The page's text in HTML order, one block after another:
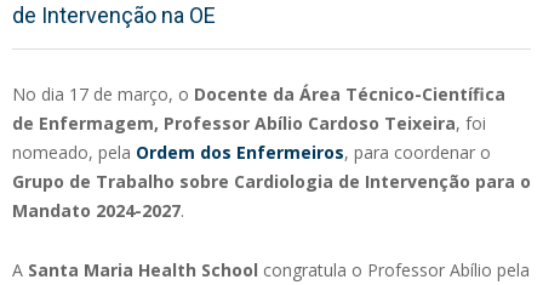
de Intervenção na OE
No dia 17 de março, o Docente da Área Técnico-Científica
de Enfermagem, Professor Abílio Cardoso Teixeira, foi
nomeado, pela Ordem dos Enfermeiros, para coordenar o
Grupo de Trabalho sobre Cardiologia de Intervenção para o
Mandato 2024-2027.
A Santa Maria Health School congratula o Professor Abílio pela